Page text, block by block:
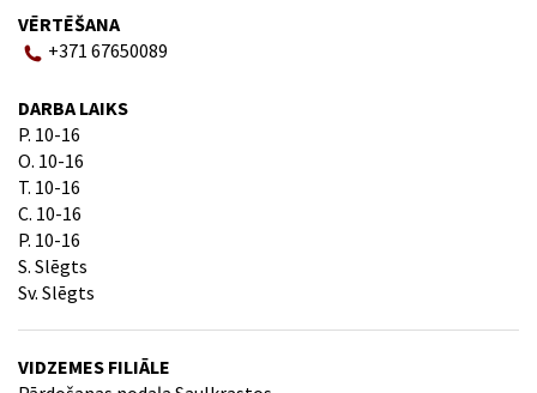
VĒRTĒŠANA
+371 67650089
DARBA LAIKS
P. 10-16
O. 10-16
T. 10-16
C. 10-16
P. 10-16
S. Slēgts
Sv. Slēgts
VIDZEMES FILIĀLE